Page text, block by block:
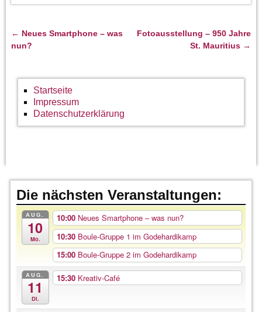
Artikelnavigation
← Neues Smartphone – was
nun?
Fotoausstellung – 950 Jahre
St. Mauritius →
Startseite
Impressum
Datenschutzerklärung
Die nächsten Veranstaltungen:
AUG.
10
Mo.
10:00 Neues Smartphone – was nun?
10:30 Boule-Gruppe 1 im Godehardikamp
15:00 Boule-Gruppe 2 im Godehardikamp
AUG.
11
Di.
15:30 Kreativ-Café